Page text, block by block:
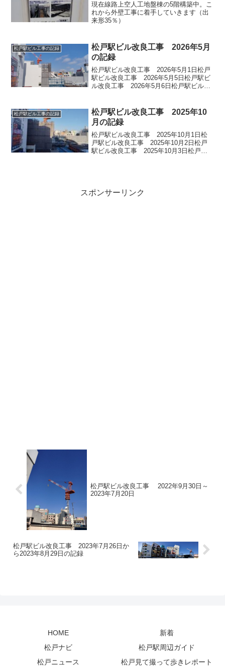
現在線路上空人工地盤棟の5階構築中。こ
れから外壁工事に着手していきます（出
来形35％）
松戸駅ビル工事の記録
松戸駅ビル改良工事 2026年5月
の記録
松戸駅ビル改良工事 2026年5月1日松戸
駅ビル改良工事 2026年5月5日松戸駅ビ
ル改良工事 2026年5月6日松戸駅ビル改
2026年5月9日松戸駅ビル改...
松戸駅ビル工事の記録
松戸駅ビル改良工事 2025年10
月の記録
松戸駅ビル改良工事 2025年10月1日松
戸駅ビル改良工事 2025年10月2日松戸
駅ビル改良工事 2025年10月3日松戸駅
スポンサーリンク
松戸駅ビル改良工事 2022年9月30日～
2023年7月20日
松戸駅ビル改良工事 2023年7月26日か
ら2023年8月29日の記録
HOME
新着
松戸ナビ
松戸駅周辺ガイド
松戸ニュース
松戸見て撮って歩きレポート